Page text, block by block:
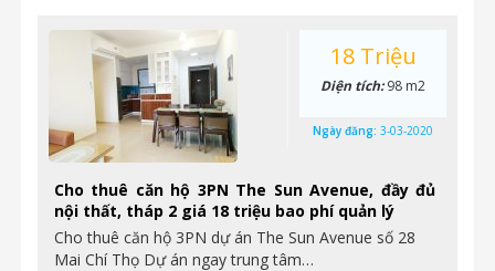
Cho thuê căn hộ 3PN The Sun Avenue, đầy đủ
nội thất, tháp 2 giá 18 triệu bao phí quản lý
Cho thuê căn hộ 3PN dự án The Sun Avenue số 28
Mai Chí Thọ Dự án ngay trung tâm…
18 Triệu
Diện tích:98 m2
Ngày đăng: 3-03-2020